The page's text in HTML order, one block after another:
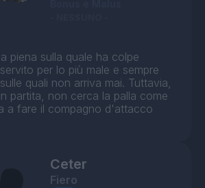
piena sulla quale ha colpe
per lo più male e sempre
quali non arriva mai. Tuttavia,
partita, non cerca la palla come
a fare il compagno d'attacco
Ceter
Fiero